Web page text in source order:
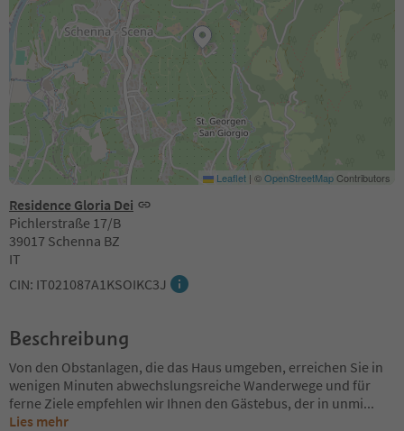
Residence Gloria Dei
Pichlerstraße 17/B
39017 Schenna BZ
IT
CIN: IT021087A1KSOIKC3J
Leaflet | ©OpenStreetMapContributors
Beschreibung
Von den Obstanlagen, die das Haus umgeben, erreichen Sie in
wenigen Minuten abwechslungsreiche Wanderwege und für
ferne Ziele empfehlen wir Ihnen den Gästebus, der in unmi...
Lies mehr